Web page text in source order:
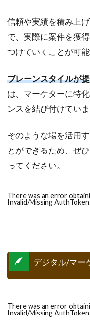
信頼や実績を積み上
で、実際に案件を獲
つけていくことが可能
ブレーンスタイルが
は、マーケターに特
ンスを結び付けていま
そのような場を活用
とができるため、ぜ
ってください。
There was an error
Invalid/Missing
デジタル/マー
There was an error
Invalid/Missing